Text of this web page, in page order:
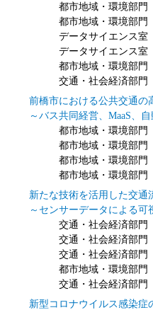
都市地域・環境
都市地域・環境
データサイエン
データサイエン
都市地域・環境
交通・社会経済
前橋市における公共交通の
～バス共同経営、MaaS、
都市地域・環境
都市地域・環境
都市地域・環境
都市地域・環境
新たな技術を活用した交通
～センサーデータによる可
交通・社会経済
交通・社会経済
交通・社会経済
都市地域・環境
交通・社会経済
新型コロナウイルス感染症